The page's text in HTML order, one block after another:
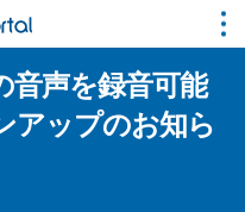
音声を録音可能
アップのお知ら